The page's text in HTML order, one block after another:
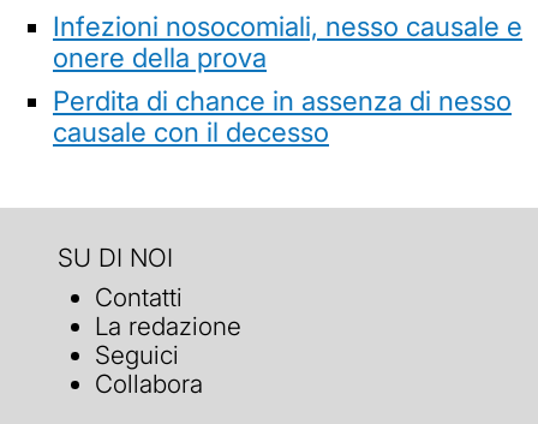
Infezioni nosocomiali, nesso causale e
onere della prova
Perdita di chance in assenza di nesso
causale con il decesso
SU DI NOI
Contatti
La redazione
Seguici
Collabora